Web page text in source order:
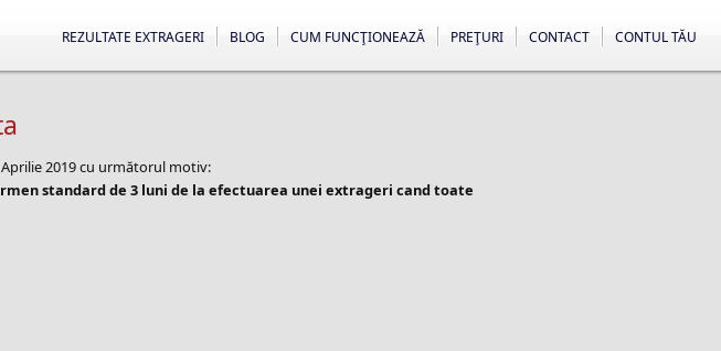
CONTUL TĂU
CONTACT
PREŢURI
CUM FUNCŢIONEAZĂ
BLOG
REZULTATE EXTRAGERI
2019 cu următorul motiv:
standard de 3 luni de la efectuarea unei extrageri cand toate